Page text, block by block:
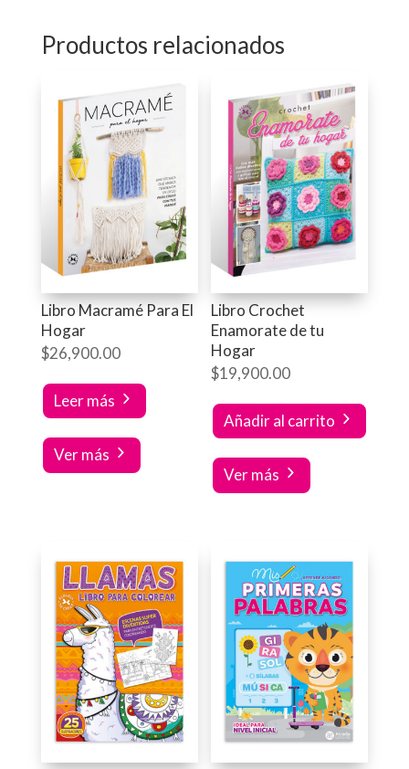
Productos relacionados
Libro Macramé Para El
Hogar
$26,900.00
Leer más
Ver más
Libro Crochet
Enamorate de tu
Hogar
$19,900.00
Añadir al carrito
Ver más